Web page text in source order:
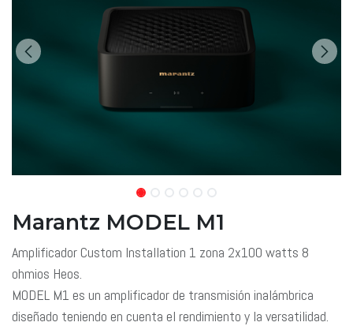
Marantz MODEL M1
Amplificador Custom Installation 1 zona 2x100 watts 8
ohmios Heos.
MODEL M1 es un amplificador de transmisión inalámbrica
diseñado teniendo en cuenta el rendimiento y la versatilidad.